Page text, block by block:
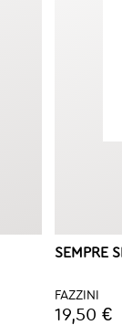
SEMPRE
FAZZINI
19,50 €